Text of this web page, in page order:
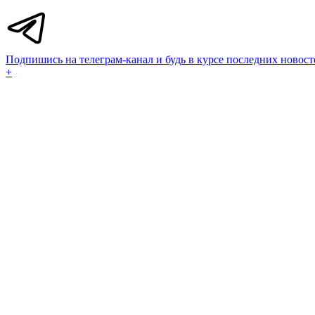
Подпишись на телеграм-канал и будь в курсе последних
+